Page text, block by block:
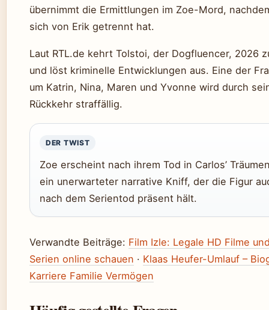
übernimmt die Ermittlungen im Zoe-Mord,
sich von Erik getrennt hat.
Laut RTL.de kehrt Tolstoi, der Dogfluencer, 2026
und löst kriminelle Entwicklungen aus. Eine der
um Katrin, Nina, Maren und Yvonne wird durch
Rückkehr straffällig.
DER TWIST
Zoe erscheint nach ihrem Tod in Carlos’
ein unerwarteter narrative Kniff, der die Figur
nach dem Serientod präsent hält.
Verwandte Beiträge: Film Izle: Legale HD Filme
Serien online schauen · Klaas Heufer-Umlauf –
Karriere Familie Vermögen